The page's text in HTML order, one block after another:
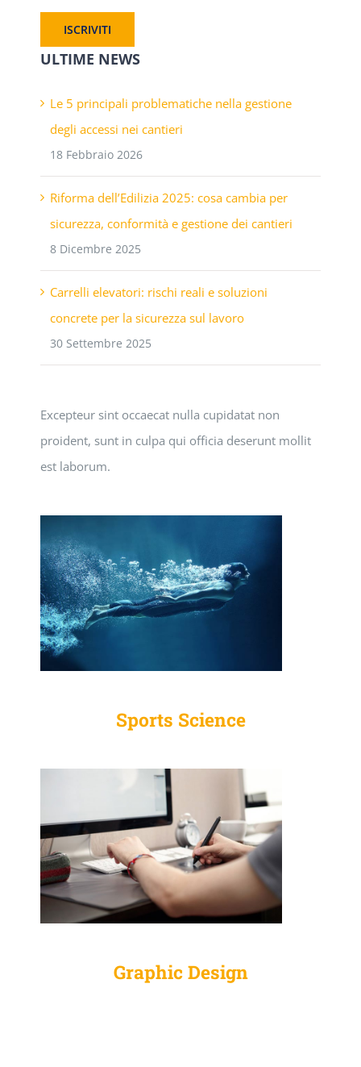
ULTIME NEWS
Le 5 principali problematiche nella gestione
degli accessi nei cantieri
18 Febbraio 2026
Riforma dell’Edilizia 2025: cosa cambia per
sicurezza, conformità e gestione dei cantieri
8 Dicembre 2025
Carrelli elevatori: rischi reali e soluzioni
concrete per la sicurezza sul lavoro
30 Settembre 2025
Excepteur sint occaecat nulla cupidatat non
proident, sunt in culpa qui officia deserunt mollit
est laborum.
Sports Science
Graphic Design